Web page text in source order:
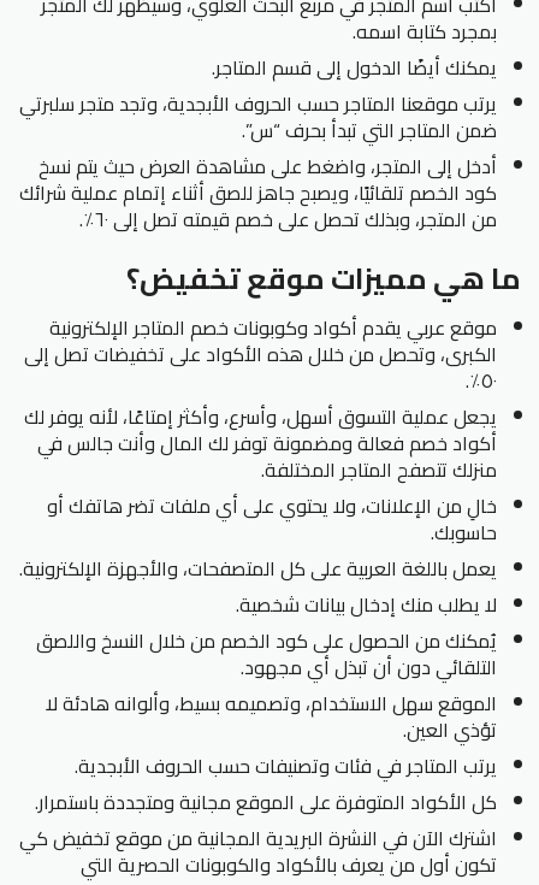
بمجرد كتابة اسمه.
يمكنك أيضًا الدخول إلى قسم المتاجر.
يرتب موقعنا المتاجر حسب الحروف الأبجدية، وتجد متجر سلبرتي
ضمن المتاجر التي تبدأ بحرف “س”.
أدخل إلى المتجر، واضغط على مشاهدة العرض حيث يتم نسخ
كود الخصم تلقائيًا، ويصبح جاهز للصق أثناء إتمام عملية شرائك
من المتجر، وبذلك تحصل على خصم قيمته تصل إلى ٦٠٪.
ما هي مميزات موقع تخفيض؟
موقع عربي يقدم أكواد وكوبونات خصم المتاجر الإلكترونية
الكبرى، وتحصل من خلال هذه الأكواد على تخفيضات تصل إلى
٥٠٪.
يجعل عملية التسوق أسهل، وأسرع، وأكثر إمتاعًا، لأنه يوفر لك
أكواد خصم فعالة ومضمونة توفر لك المال وأنت جالس في
منزلك تتصفح المتاجر المختلفة.
خالِ من الإعلانات، ولا يحتوي على أي ملفات تضر هاتفك أو
حاسوبك.
يعمل باللغة العربية على كل المتصفحات، والأجهزة الإلكترونية.
لا يطلب منك إدخال بيانات شخصية.
يُمكنك من الحصول على كود الخصم من خلال النسخ واللصق
التلقائي دون أن تبذل أي مجهود.
الموقع سهل الاستخدام، وتصميمه بسيط، وألوانه هادئة لا
تؤذي العين.
يرتب المتاجر في فئات وتصنيفات حسب الحروف الأبجدية.
كل الأكواد المتوفرة على الموقع مجانية ومتجددة باستمرار.
اشترك الآن في النشرة البريدية المجانية من موقع تخفيض كي
تكون أول من يعرف بالأكواد والكوبونات الحصرية التي